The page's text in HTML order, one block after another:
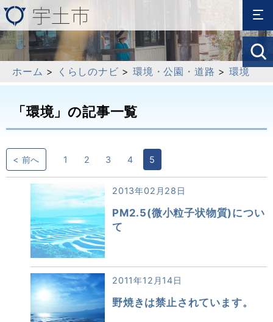
ホーム > くらしのナビ >環境・公園・道路 > 環境
「環境」の記事一覧
< 前へ 1 2 3 4 5
2013年02月28日
PM2.5(微小粒子状物質)につい
て
2011年12月14日
野焼きは禁止されています。